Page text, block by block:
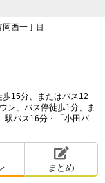
のようになるの
西一丁目
15分、またはバス12
ン」バス停徒歩1分、ま
駅バス16分・「小田バ
まとめ